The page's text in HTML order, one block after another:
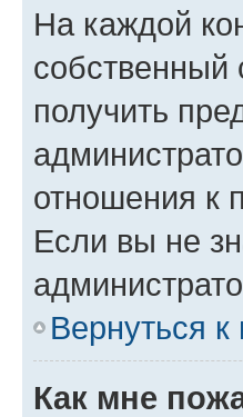
На каждой
получить
отношения к
Если вы не
Вернуться к
Как мне